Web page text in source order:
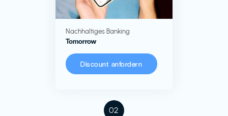
02
Nachhaltiges Banking
Tomorrow
Discount anfordern